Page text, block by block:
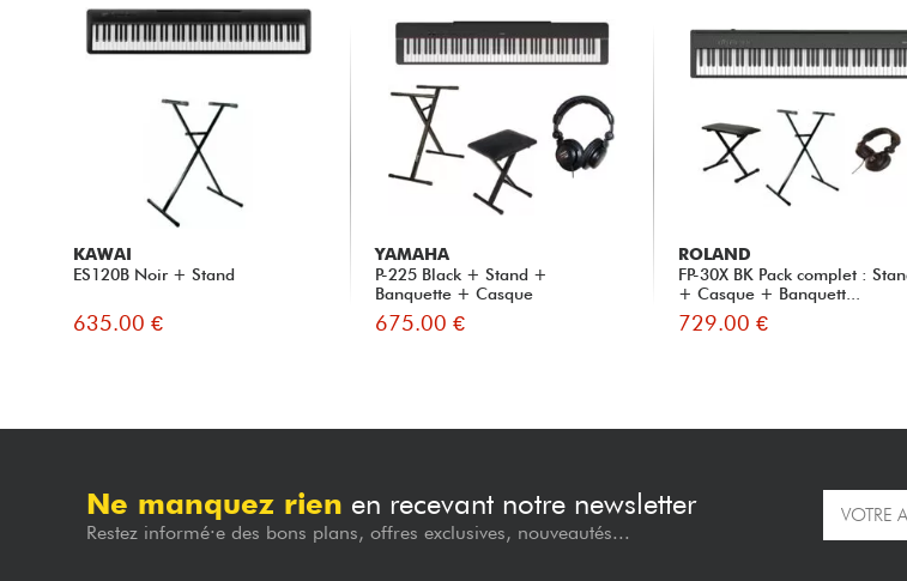
KAWAI
ES120B Noir + Stand
635.00 €
YAMAHA
P-225 Black + Stand +
Banquette + Casque
675.00 €
ROLAND
FP-30X BK Pack complet :
+ Casque + Banquett...
729.00 €
Ne manquez rien en recevant notre newsletter
Restez informé·e des bons plans, offres exclusives, nouveautés...